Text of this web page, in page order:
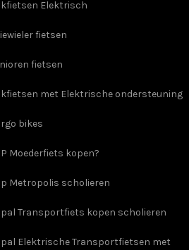
Elektrisch
fietsen
fietsen
met Elektrische ondersteuning
bikes
Moederfiets kopen?
Metropolis scholieren
Transportfiets kopen scholieren
Elektrische Transportfietsen met